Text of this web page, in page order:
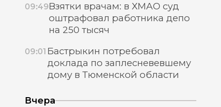
09:49Взятки врачам: в ХМАО суд
оштрафовал работника депо
на 250 тысяч
09:01 Бастрыкин потребовал
доклада по заплесневевшему
дому в Тюменской области
Вчера